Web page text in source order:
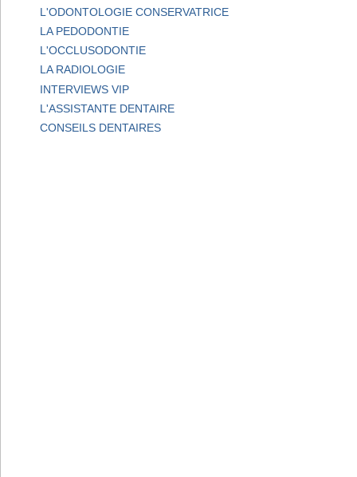
L'ODONTOLOGIE CONSERVATRICE
LA PEDODONTIE
L'OCCLUSODONTIE
LA RADIOLOGIE
INTERVIEWS VIP
L'ASSISTANTE DENTAIRE
CONSEILS DENTAIRES